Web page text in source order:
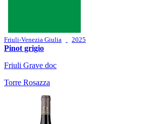
Friuli-Venezia Giulia 2025
Pinot grigio
Friuli Grave doc
Torre Rosazza